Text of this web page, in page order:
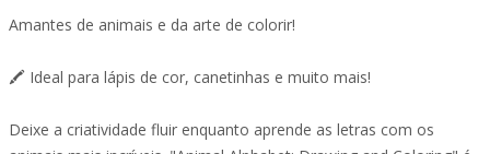
Amantes de animais e da arte de colorir!
🖍️ Ideal para lápis de cor, canetinhas e muito mais!
Deixe a criatividade fluir enquanto aprende as letras com os